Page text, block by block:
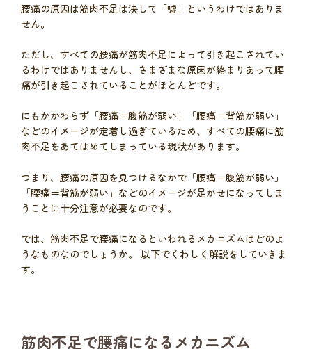
腰痛の原因は筋肉不足は決して「嘘」というわけではありま
せん。
ただし、すべての腰痛が筋肉不足によって引き起こされてい
るわけではありませんし、さまざまな原因が絡まりあって腰
痛が引き起こされていることがほとんどです。
にもかかわらず「腰痛＝腹筋が弱い」「腰痛＝背筋が弱い」
などのイメージが定着し過ぎているため、すべての腰痛に筋
肉不足をあてはめてしまっている現状があります。
つまり、腰痛の原因を見つけるなかで「腰痛＝腹筋が弱い」
「腰痛＝背筋が弱い」などのイメージが足かせになってしま
うことに十分注意が必要なのです。
では、筋肉不足で腰痛になるといわれるメカニズムはどのよ
うなものなのでしょうか。 以下でくわしく解説をしていきま
す。
筋肉不足で腰痛になるメカニズム